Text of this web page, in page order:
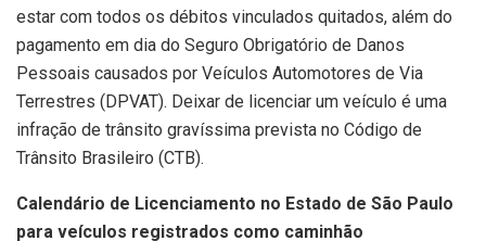
estar com todos os débitos vinculados quitados, além do
pagamento em dia do Seguro Obrigatório de Danos
Pessoais causados por Veículos Automotores de Via
Terrestres (DPVAT). Deixar de licenciar um veículo é uma
infração de trânsito gravíssima prevista no Código de
Trânsito Brasileiro (CTB).
Calendário de Licenciamento no Estado de São Paulo
para veículos registrados como caminhão